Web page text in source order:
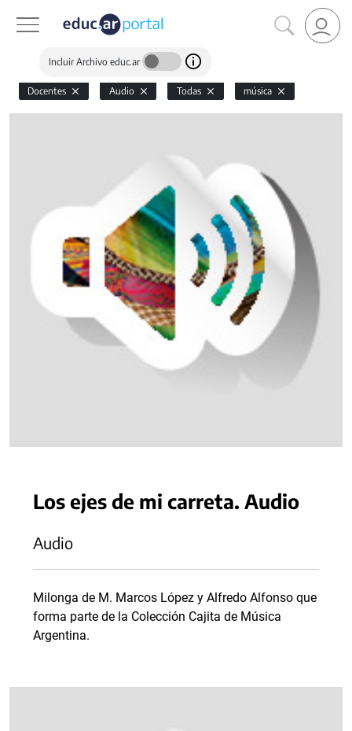
Incluir Archivo educ.ar
Docentes Audio Todas música
Los ejes de mi carreta. Audio
Audio
Milonga de M. Marcos López y Alfredo Alfonso que
forma parte de la Colección Cajita de Música
Argentina.